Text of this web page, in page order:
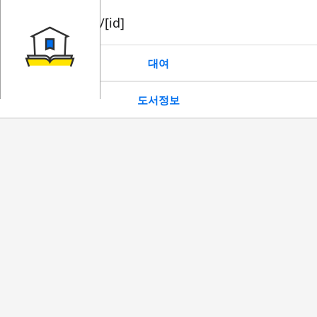
book/rent/[id]
대여
도서정보